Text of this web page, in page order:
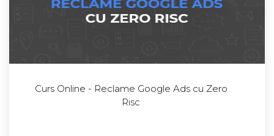
Curs Online - Reclame Google Ads cu Zero
Risc